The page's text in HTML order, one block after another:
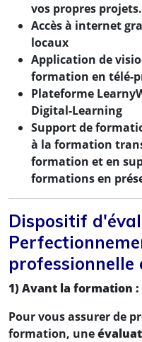
vos propres projets.
Accès à internet
locaux
Application de
formation en télé-
Plateforme
Digital-Learning
Support de
à la formation
formation et en
formations en
Dispositif
1) Avant la formation
Pour vous assurer de
formation, une